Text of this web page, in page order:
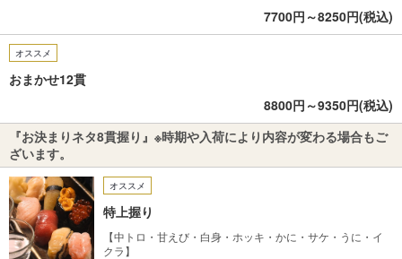
7700円～8250円(税込)
オススメ
おまかせ12貫
8800円～9350円(税込)
『お決まりネタ8貫握り』※時期や入荷により内容が変わる場合もご
ざいます。
オススメ
特上握り
【中トロ・甘えび・白身・ホッキ・かに・サケ・うに・イ
クラ】